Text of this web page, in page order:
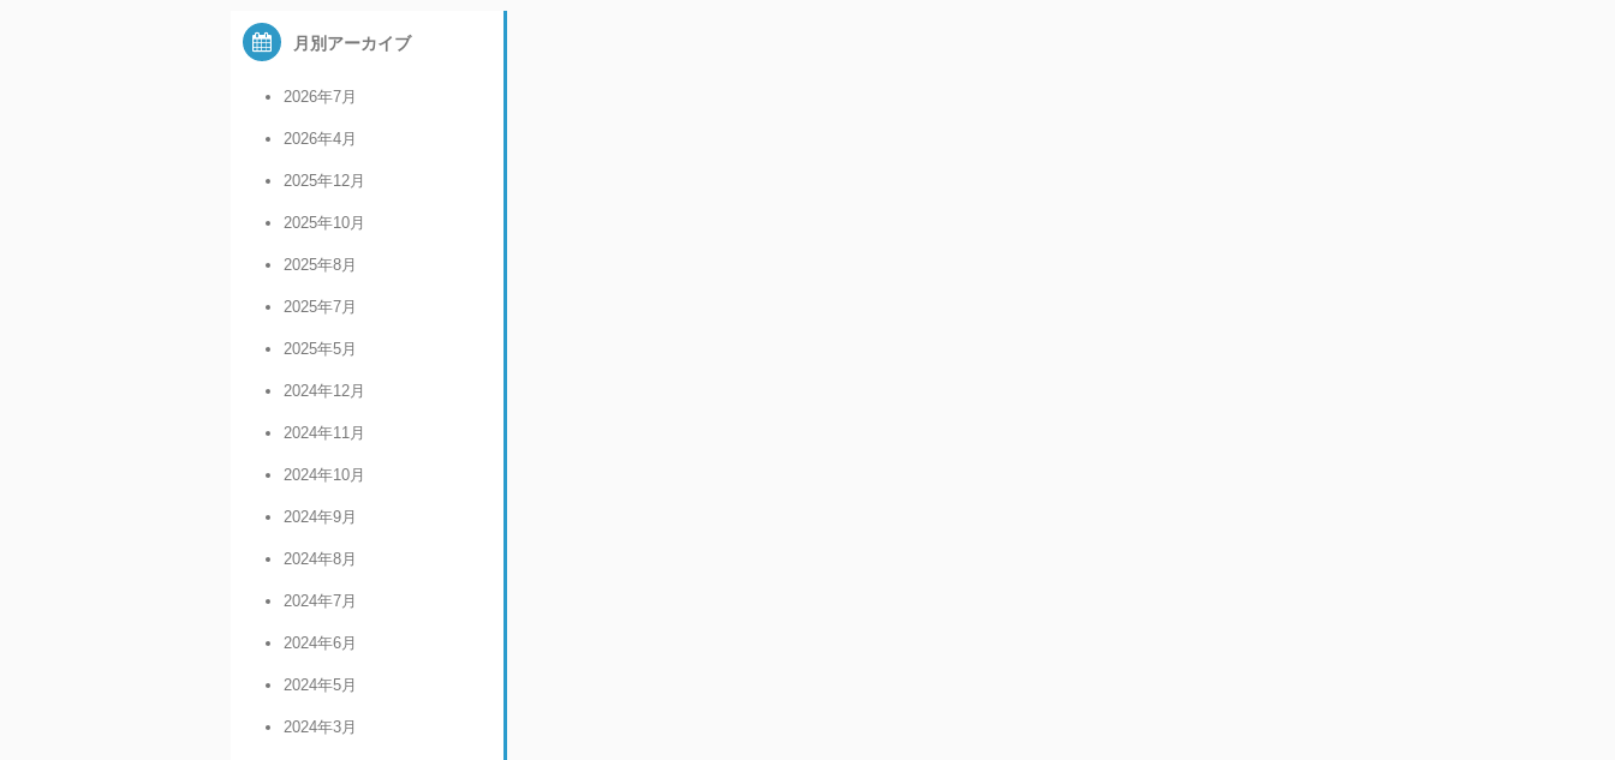
月別アーカイブ
2026年7月
2026年4月
2025年12月
2025年10月
2025年8月
2025年7月
2025年5月
2024年12月
2024年11月
2024年10月
2024年9月
2024年8月
2024年7月
2024年6月
2024年5月
2024年3月